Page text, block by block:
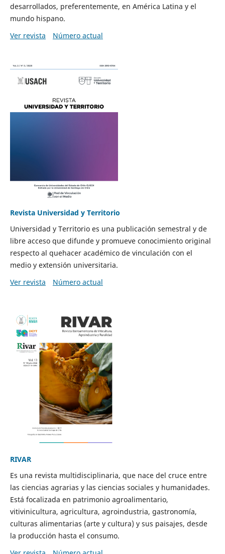
desarrollados, preferentemente, en América Latina y el
mundo hispano.
Ver revista
Número actual
Revista Universidad y Territorio
Universidad y Territorio es una publicación semestral y de
libre acceso que difunde y promueve conocimiento original
respecto al quehacer académico de vinculación con el
medio y extensión universitaria.
Ver revista
Número actual
RIVAR
Es una revista multidisciplinaria, que nace del cruce entre
las ciencias agrarias y las ciencias sociales y humanidades.
Está focalizada en patrimonio agroalimentario,
vitivinicultura, agricultura, agroindustria, gastronomía,
culturas alimentarias (arte y cultura) y sus paisajes, desde
la producción hasta el consumo.